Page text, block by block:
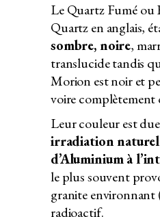
Le Quartz Fumé ou
Quartz en anglais,
sombre, noire,
translucide tandis
Morion est noir et
voire complètement
Leur couleur est
irradiation
d’Aluminium à
le plus souvent
granite environnant
radioactif.